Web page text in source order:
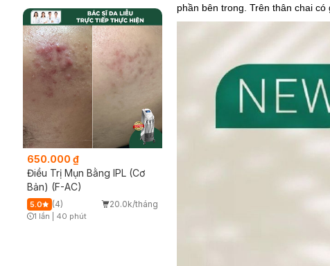
650.000 ₫
Điều Trị Mụn Bằng IPL (Cơ
Bản) (F-AC)
5.0 (4) 20.0k/tháng
Timer Gray Icon
1 lần 40 phút
phần bên trong. Trên thân chai